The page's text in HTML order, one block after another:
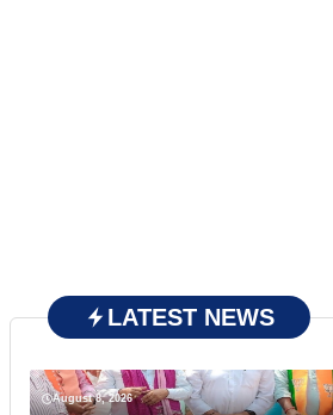
LATEST NEWS
August 8, 2026